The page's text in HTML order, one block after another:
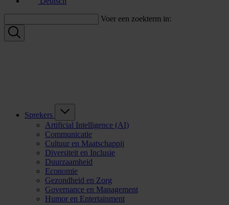
Voer een zoekterm in:
Sprekers
Artificial Intelligence (AI)
Communicatie
Cultuur en Maatschappij
Diversiteit en Inclusie
Duurzaamheid
Economie
Gezondheid en Zorg
Governance en Management
Humor en Entertainment